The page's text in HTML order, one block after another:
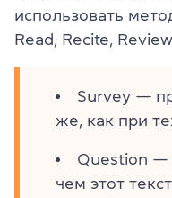
использовать
Read, Recite, Review.
Survey —
же, как при
Question —
чем этот